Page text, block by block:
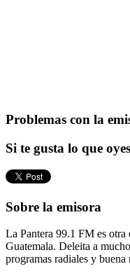
Problemas con la
Si te gusta lo que
Sobre la emisora
La Pantera 99.1 FM es otra
Guatemala. Deleita a
programas radiales y buena